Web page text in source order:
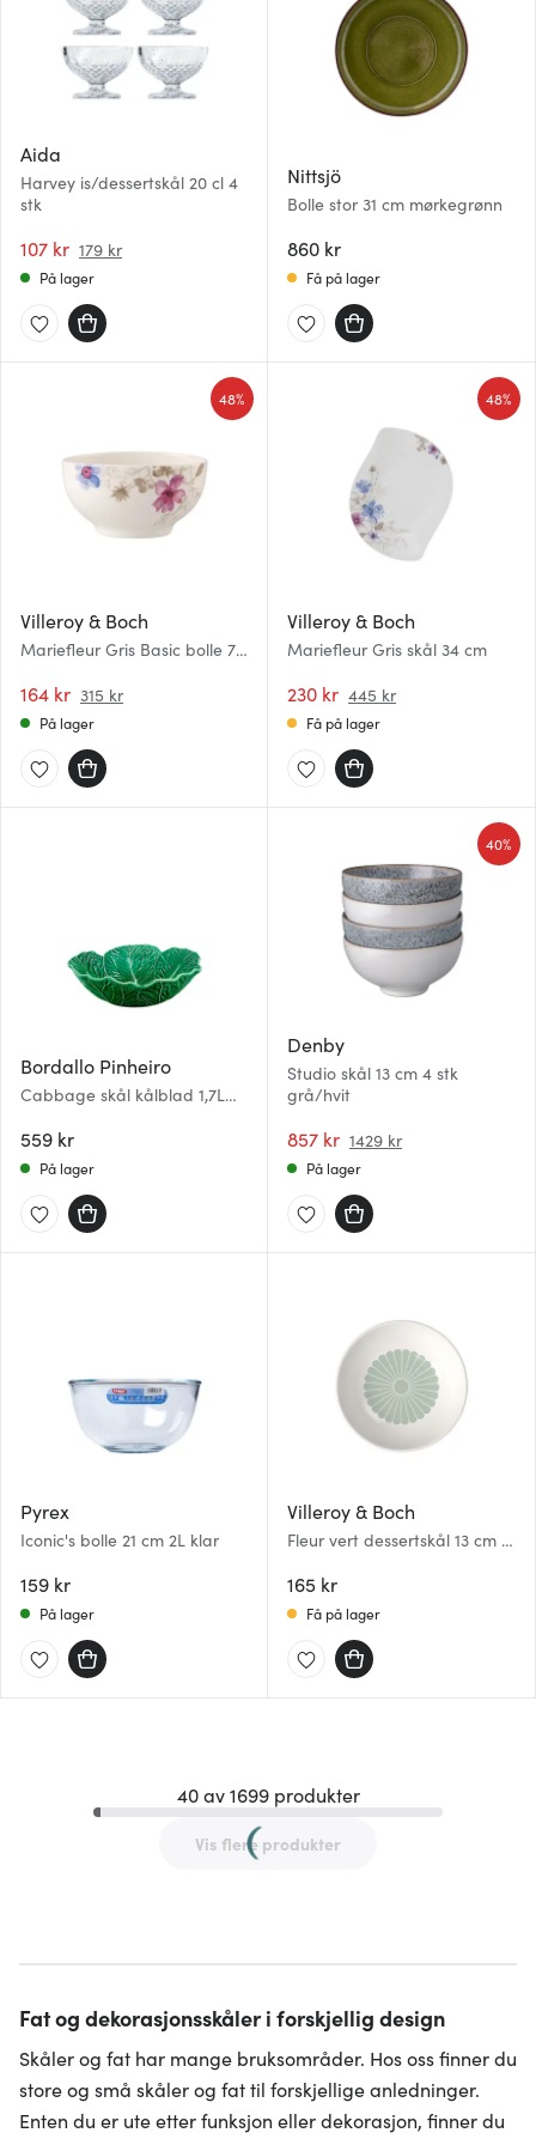
Aida
Harvey is/dessertskål 20 cl 4
stk
107 kr 179 kr
På lager
Nittsjö
Bolle stor 31 cm mørkegrønn
860 kr
Få på lager
Villeroy & Boch
Mariefleur Gris Basic bolle 75
164 kr 315 kr
48%
På lager
Villeroy & Boch
Mariefleur Gris skål 34 cm
230 kr 445 kr
48%
Få på lager
Bordallo Pinheiro
Cabbage skål kålblad 1,7L
559 kr
På lager
Denby
Studio skål 13 cm 4 stk
grå/hvit
857 kr 1429 kr
40%
På lager
Pyrex
Iconic's bolle 21 cm 2L klar
159 kr
På lager
Villeroy & Boch
Fleur vert dessertskål 13 cm 11
165 kr
Få på lager
40 av 1699 produkter
Vis flere produkter
Fat og dekorasjonsskåler i forskjellig design
Skåler og fat har mange bruksområder. Hos oss finner du
store og små skåler og fat til forskjellige anledninger.
Enten du er ute etter funksjon eller dekorasjon, finner du